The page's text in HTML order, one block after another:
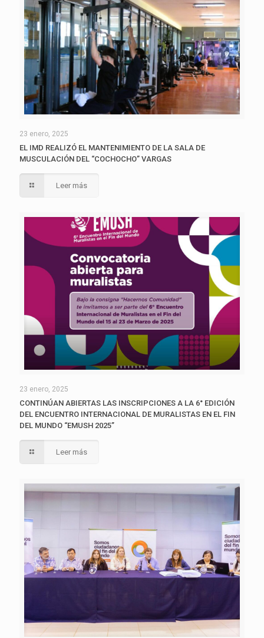
23 enero, 2025
EL IMD REALIZÓ EL MANTENIMIENTO DE LA SALA DE
MUSCULACIÓN DEL “COCHOCHO” VARGAS
Leer más
23 enero, 2025
CONTINÚAN ABIERTAS LAS INSCRIPCIONES A LA 6° EDICIÓN
DEL ENCUENTRO INTERNACIONAL DE MURALISTAS EN EL FIN
DEL MUNDO “EMUSH 2025”
Leer más